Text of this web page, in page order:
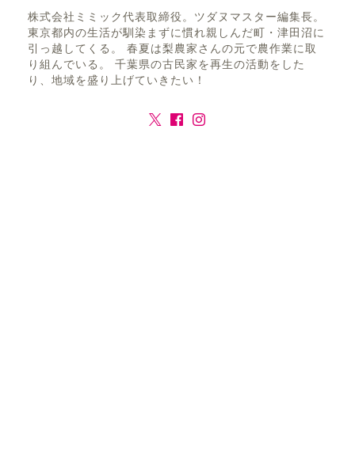
株式会社ミミック代表取締役。ツダヌマスター編集長。
東京都内の生活が馴染まずに慣れ親しんだ町・津田沼に
引っ越してくる。 春夏は梨農家さんの元で農作業に取
り組んでいる。 千葉県の古民家を再生の活動をした
り、地域を盛り上げていきたい！